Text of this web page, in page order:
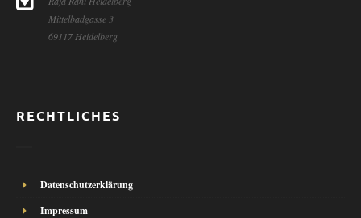
Mittelbadgasse 3
69117 Heidelberg
RECHTLICHES
Datenschutzerklärung
Impressum